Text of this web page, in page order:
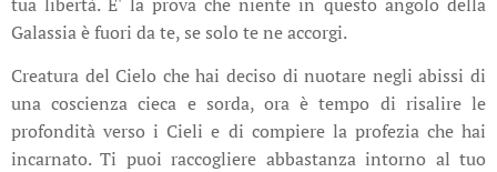
Galassia è fuori da te, se solo te ne accorgi.
Creatura del Cielo che hai deciso di nuotare negli abissi di
una coscienza cieca e sorda, ora è tempo di risalire le
profondità verso i Cieli e di compiere la profezia che hai
incarnato. Ti puoi raccogliere abbastanza intorno al tuo